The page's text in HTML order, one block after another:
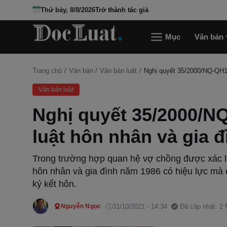
Thứ bảy, 8/8/2026Trở thành tác giả
Mục Văn bản
Trang chủ Văn bản Văn bản luật Nghị quyết 35/2000/NQ-
Văn bản luật
Nghị quyết 35/2000/
luật hôn nhân và gia
Trong trường hợp quan hệ vợ chồng được xác
hôn nhân và gia đình năm 1986 có hiệu lực
ký kết hôn.
Nguyễn Ngọc 31/10/2021 - 14:34 Đã cập nhật: 2